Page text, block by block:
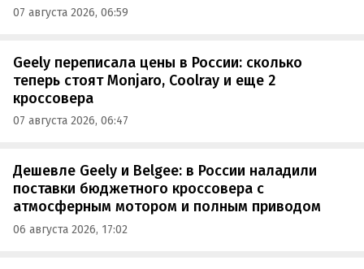
07 августа 2026, 06:59
Geely переписала цены в России: сколько
теперь стоят Monjaro, Coolray и еще 2
кроссовера
07 августа 2026, 06:47
Дешевле Geely и Belgee: в России наладили
поставки бюджетного кроссовера с
атмосферным мотором и полным приводом
06 августа 2026, 17:02